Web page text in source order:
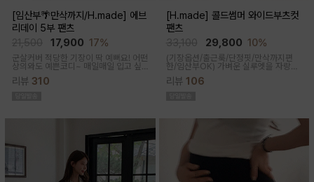
[임산부🌴만삭까지/H.made] 에브
리데이 5부 팬츠
17,900 17%
군살커버 적당한 기장이 딱 예뻐요! 어떤
상의와도 예쁜코디~ 매일매일 입고 싶
한 5부 기장감으로 군살커버
리뷰 310
[H.made] 콜드썸머 와이드부츠컷
팬츠
29,800 10%
(기장옵션/출근룩/단정핏/만삭까지편
한/임산부OK) 가벼운 실루엣을 자랑하
단감과 디자인으로 쾌적하게 착용돼요
리뷰 106